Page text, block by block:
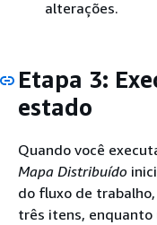
alterações.
Etapa 3:
estado
Quando você
Mapa Distribuído
do fluxo de
três itens, enquanto